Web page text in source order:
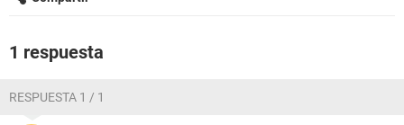
1 respuesta
RESPUESTA 1 / 1